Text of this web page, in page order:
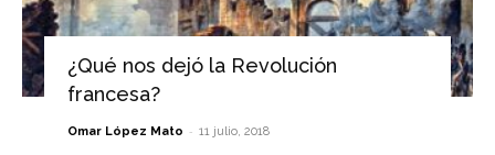
¿Qué nos dejó la Revolución
francesa?
Omar López Mato - 11 julio, 2018